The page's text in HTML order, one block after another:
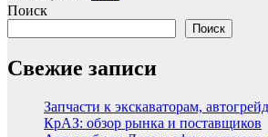
Поиск
Поиск
Свежие записи
Запчасти к экскаваторам,
КрАЗ: обзор рынка и поставщиков